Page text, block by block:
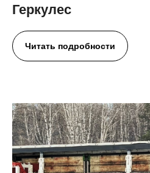
Геркулес
Читать подробности